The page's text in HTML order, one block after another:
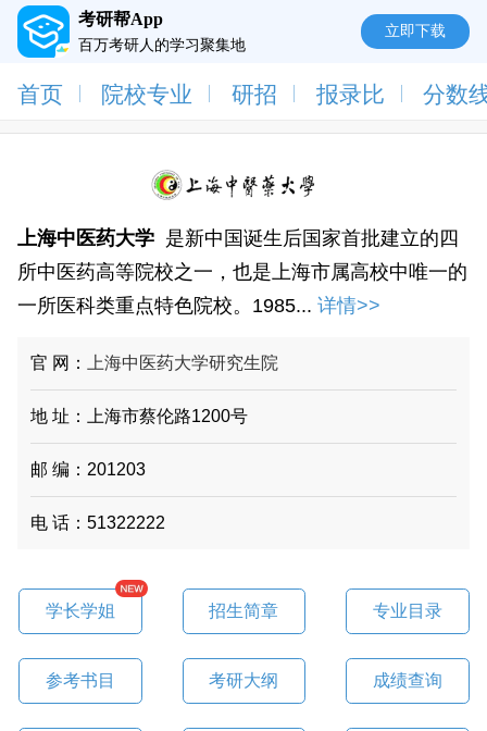
考研帮App
百万考研人的学习聚集地
立即下载
首页 院校专业 研招 报录比 分数
上海中医药大学 是新中国诞生后国家首批建立的四
所中医药高等院校之一，也是上海市属高校中唯一的
一所医科类重点特色院校。1985... 详情>>
官 网： 上海中医药大学研究生院
地 址：上海市蔡伦路1200号
邮 编：201203
电 话：51322222
学长学姐 招生简章 专业目录
参考书目 考研大纲 成绩查询